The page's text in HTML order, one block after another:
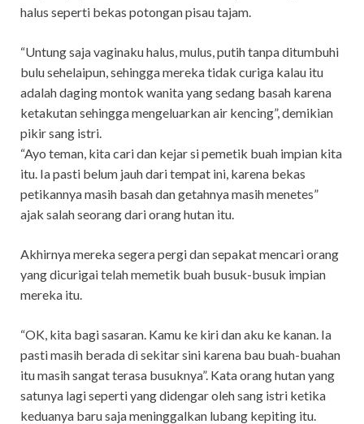
halus seperti bekas potongan pisau tajam.
“Untung saja vaginaku halus, mulus, putih tanpa ditumbuhi
bulu sehelaipun, sehingga mereka tidak curiga kalau itu
adalah daging montok wanita yang sedang basah karena
ketakutan sehingga mengeluarkan air kencing”, demikian
pikir sang istri.
“Ayo teman, kita cari dan kejar si pemetik buah impian kita
itu. Ia pasti belum jauh dari tempat ini, karena bekas
petikannya masih basah dan getahnya masih menetes”
ajak salah seorang dari orang hutan itu.
Akhirnya mereka segera pergi dan sepakat mencari orang
yang dicurigai telah memetik buah busuk-busuk impian
mereka itu.
“OK, kita bagi sasaran. Kamu ke kiri dan aku ke kanan. Ia
pasti masih berada di sekitar sini karena bau buah-buahan
itu masih sangat terasa busuknya”. Kata orang hutan yang
satunya lagi seperti yang didengar oleh sang istri ketika
keduanya baru saja meninggalkan lubang kepiting itu.